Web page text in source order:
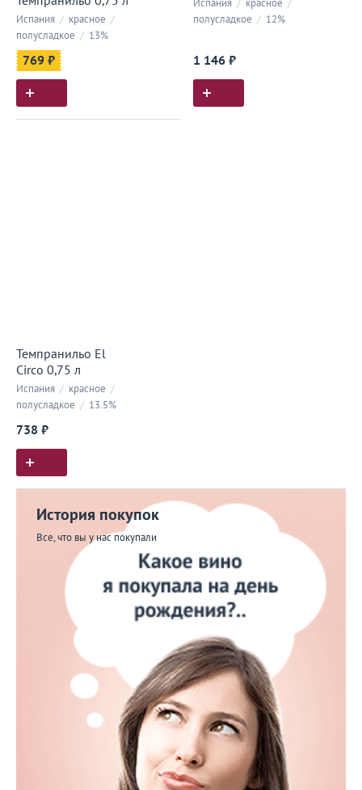
Испания / красное /
полусладкое / 13%
769 ₽
Испания / красное /
полусладкое / 12%
1 146 ₽
Темпранильо El
Circo 0,75 л
Испания / красное /
полусладкое / 13.5%
738 ₽
История покупок
Все, что вы у нас покупали